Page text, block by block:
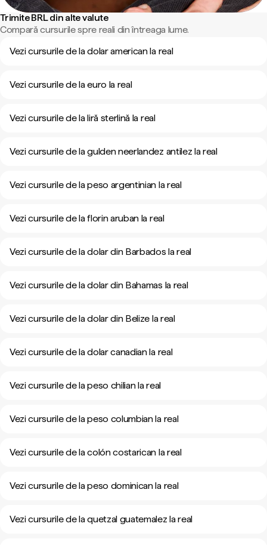
Trimite BRL din alte valute
Compară cursurile spre reali din întreaga lume.
Vezi cursurile de la dolar american la real
Vezi cursurile de la euro la real
Vezi cursurile de la liră sterlină la real
Vezi cursurile de la gulden neerlandez antilez la real
Vezi cursurile de la peso argentinian la real
Vezi cursurile de la florin aruban la real
Vezi cursurile de la dolar din Barbados la real
Vezi cursurile de la dolar din Bahamas la real
Vezi cursurile de la dolar din Belize la real
Vezi cursurile de la dolar canadian la real
Vezi cursurile de la peso chilian la real
Vezi cursurile de la peso columbian la real
Vezi cursurile de la colón costarican la real
Vezi cursurile de la peso dominican la real
Vezi cursurile de la quetzal guatemalez la real